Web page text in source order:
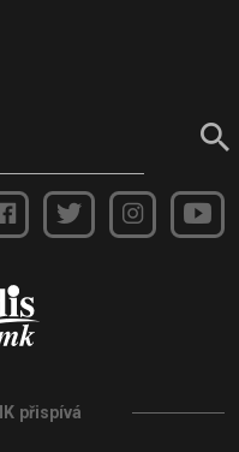
přispívá